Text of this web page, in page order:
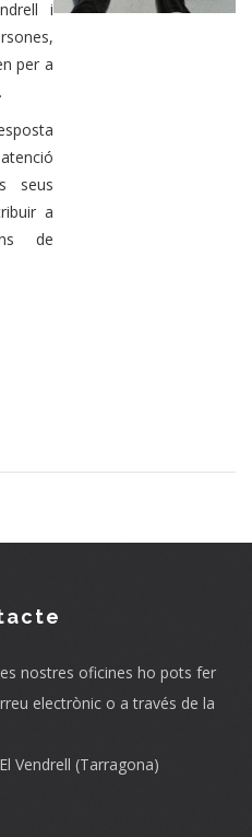
i
per a
seus
a
de
nostres oficines ho pots fer
electrònic o a través de la
Vendrell (Tarragona)